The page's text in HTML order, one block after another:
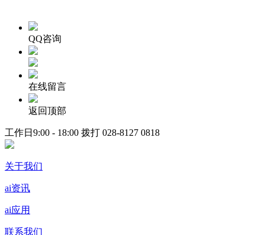
QQ咨询
在线留言
返回顶部
工作日9:00 - 18:00 拨打 028-8127 0818
关于我们
ai资讯
ai应用
联系我们